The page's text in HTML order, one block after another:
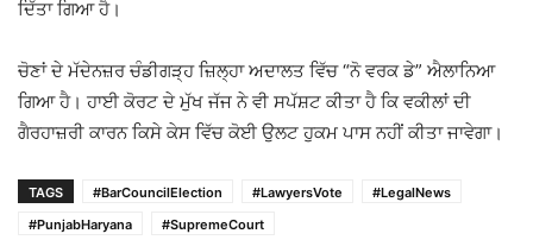
ਦਿੱਤਾ ਗਿਆ ਹੈ।
ਚੋਣਾਂ ਦੇ ਮੱਦੇਨਜ਼ਰ ਚੰਡੀਗੜ੍ਹ ਜ਼ਿਲ੍ਹਾ ਅਦਾਲਤ ਵਿੱਚ “ਨੋ ਵਰਕ ਡੇ” ਐਲਾਨਿਆ
ਗਿਆ ਹੈ। ਹਾਈ ਕੋਰਟ ਦੇ ਮੁੱਖ ਜੱਜ ਨੇ ਵੀ ਸਪੱਸ਼ਟ ਕੀਤਾ ਹੈ ਕਿ ਵਕੀਲਾਂ ਦੀ
ਗੈਰਹਾਜ਼ਰੀ ਕਾਰਨ ਕਿਸੇ ਕੇਸ ਵਿੱਚ ਕੋਈ ਉਲਟ ਹੁਕਮ ਪਾਸ ਨਹੀਂ ਕੀਤਾ ਜਾਵੇਗਾ।
TAGS #BarCouncilElection #LawyersVote
#LegalNews
#PunjabHaryana
#SupremeCourt